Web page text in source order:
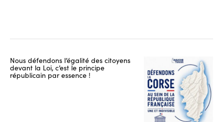
Nous défendons l’égalité des citoyens
devant la Loi, c’est le principe
républicain par essence !